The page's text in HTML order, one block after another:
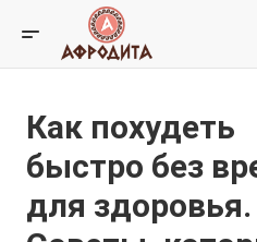
Как похудеть
быстро без
для здоровья.